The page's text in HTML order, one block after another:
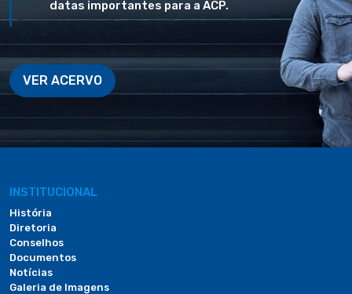
datas importantes para a ACP.
VER ACERVO
INSTITUCIONAL
História
Diretoria
Conselhos
Documentos
Notícias
Galeria de Imagens